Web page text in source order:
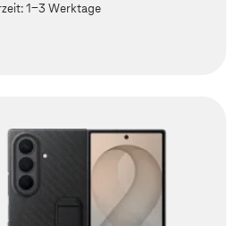
1-3 Werktage